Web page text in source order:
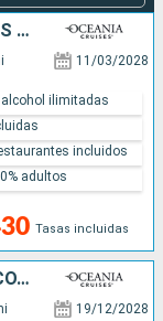
MÉXICO, HONDURAS, BELICE, ESTADOS UNIDOS
11/03/2028
Tasas incluidas
alcohol ilimitadas
incluidos
adultos
HONDURAS, ESTADOS UNIDOS, MÉXICO, ISLAS CAIMÁN, BELICE
19/12/2028